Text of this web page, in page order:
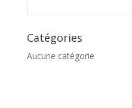
Catégories
Aucune catégorie